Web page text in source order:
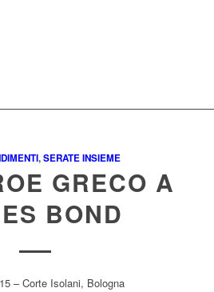
,SERATE INSIEME
GRECO A
BOND
– Corte Isolani, Bologna